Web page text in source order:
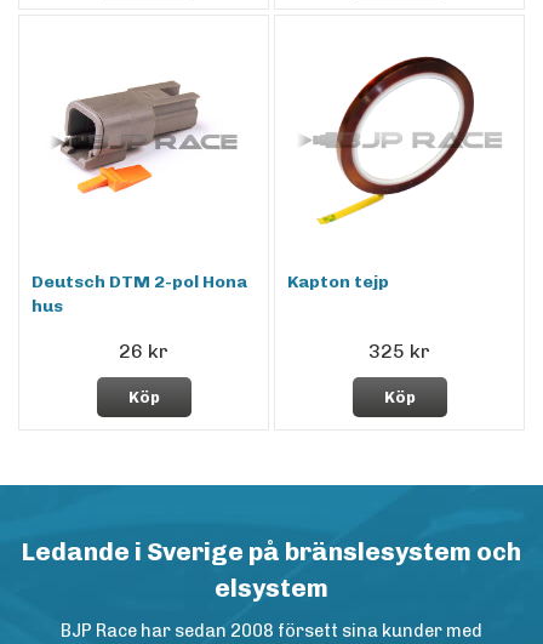
Deutsch DTM 2-pol Hona
hus
26 kr
Köp
Kapton tejp
325 kr
Köp
Ledande i Sverige på bränslesystem och
elsystem
BJP Race har sedan 2008 försett sina kunder med